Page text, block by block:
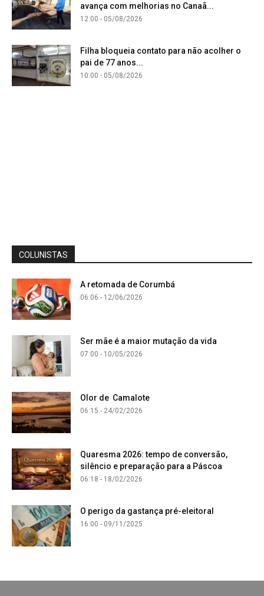
avança com melhorias no Canaã...
12:00 - 05/08/2026
Filha bloqueia contato para não acolher o
pai de 77 anos...
10:00 - 05/08/2026
COLUNISTAS
A retomada de Corumbá
06:06 - 12/06/2026
Ser mãe é a maior mutação da vida
07:00 - 10/05/2026
Olor de Camalote
06:15 - 24/02/2026
Quaresma 2026: tempo de conversão,
silêncio e preparação para a Páscoa
06:18 - 18/02/2026
O perigo da gastança pré-eleitoral
16:00 - 09/11/2025